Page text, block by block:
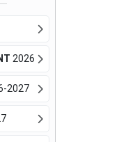
2026
2027